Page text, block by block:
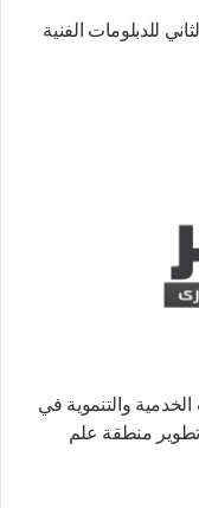
للدبلومات الفنية
والتنموية في
منطقة علم